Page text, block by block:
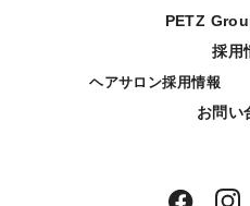
PETZ
採用
ヘアサロン採用情報
お問い